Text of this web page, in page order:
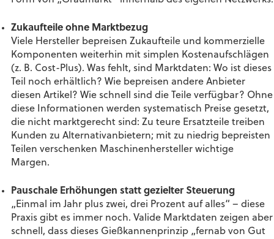
Zukaufteile ohne Marktbezug
Viele Hersteller bepreisen Zukaufteile und kommerzielle
Komponenten weiterhin mit simplen Kostenaufschlägen
(z. B. Cost-Plus). Was fehlt, sind Marktdaten: Wo ist dieses
Teil noch erhältlich? Wie bepreisen andere Anbieter
diesen Artikel? Wie schnell sind die Teile verfügbar? Ohne
diese Informationen werden systematisch Preise gesetzt,
die nicht marktgerecht sind: Zu teure Ersatzteile treiben
Kunden zu Alternativanbietern; mit zu niedrig bepreisten
Teilen verschenken Maschinenhersteller wichtige
Margen.
Pauschale Erhöhungen statt gezielter Steuerung
„Einmal im Jahr plus zwei, drei Prozent auf alles“ – diese
Praxis gibt es immer noch. Valide Marktdaten zeigen aber
schnell, dass dieses Gießkannenprinzip „fernab von Gut